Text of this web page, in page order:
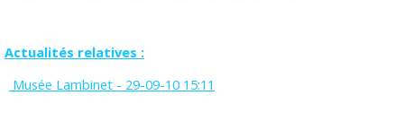
Actualités relatives :
Musée Lambinet - 29-09-10 15:11